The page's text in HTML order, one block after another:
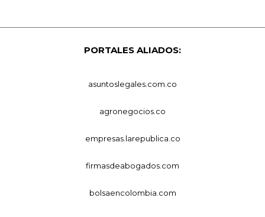
PORTALES ALIADOS:
asuntoslegales.com.co
agronegocios.co
empresas.larepublica.co
firmasdeabogados.com
bolsaencolombia.com